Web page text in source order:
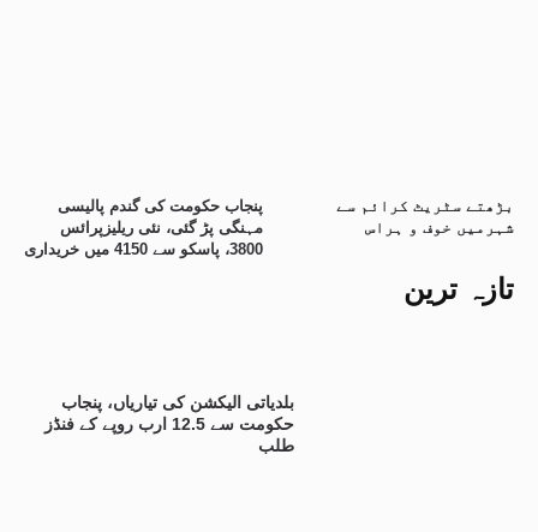
تازہ ترین
بلدیاتی الیکشن کی تیاریاں، پنجاب
حکومت سے 12.5 ارب روپے کے فنڈز
طلب
پنجاب حکومت کی گندم پالیسی
مہنگی پڑ گئی، نئی ریلیزپرائس
3800، پاسکو سے 4150 میں خریداری
بڑھتے سٹریٹ کرائم سے
شہرمیں خوف و ہراس